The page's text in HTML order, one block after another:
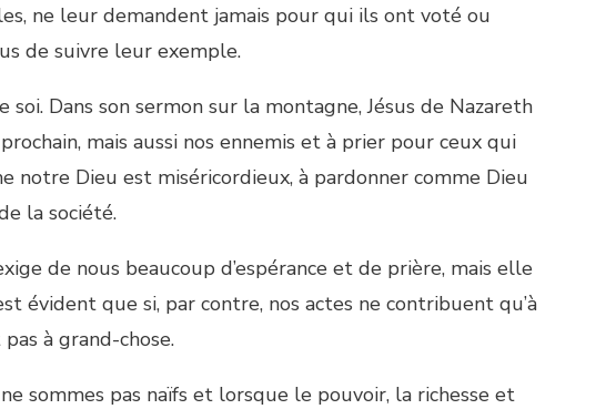
ne leur demandent jamais pour qui ils ont voté ou
de suivre leur exemple.
soi. Dans son sermon sur la montagne, Jésus de Nazareth
mais aussi nos ennemis et à prier pour ceux qui
notre Dieu est miséricordieux, à pardonner comme Dieu
la société.
de nous beaucoup d’espérance et de prière, mais elle
évident que si, par contre, nos actes ne contribuent qu’à
à grand-chose.
sommes pas naïfs et lorsque le pouvoir, la richesse et